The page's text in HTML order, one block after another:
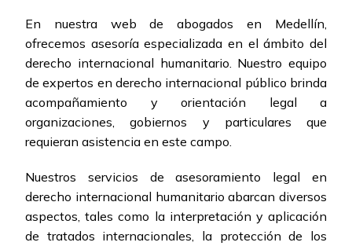
En nuestra web de abogados en Medellín,
ofrecemos asesoría especializada en el ámbito del
derecho internacional humanitario. Nuestro equipo
de expertos en derecho internacional público brinda
acompañamiento y orientación legal a
organizaciones, gobiernos y particulares que
requieran asistencia en este campo.
Nuestros servicios de asesoramiento legal en
derecho internacional humanitario abarcan diversos
aspectos, tales como la interpretación y aplicación
de tratados internacionales, la protección de los